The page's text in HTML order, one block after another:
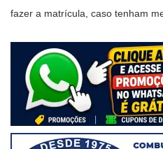
fazer a matrícula, caso tenham